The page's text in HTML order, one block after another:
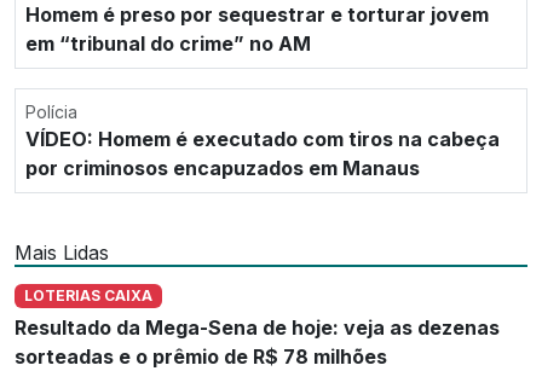
Homem é preso por sequestrar e torturar jovem
em “tribunal do crime” no AM
Polícia
VÍDEO: Homem é executado com tiros na cabeça
por criminosos encapuzados em Manaus
Mais Lidas
LOTERIAS CAIXA
Resultado da Mega-Sena de hoje: veja as dezenas
sorteadas e o prêmio de R$ 78 milhões